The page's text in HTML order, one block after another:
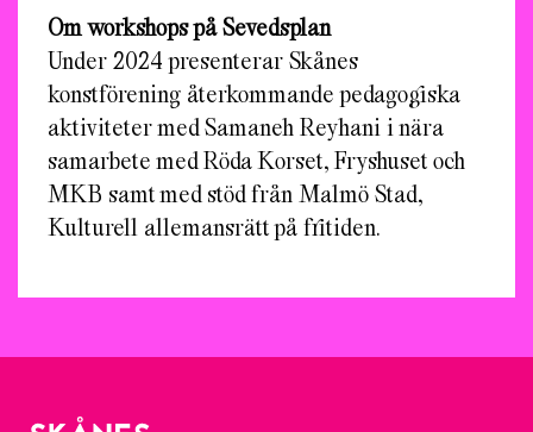
Om workshops på Sevedsplan
Under 2024 presenterar Skånes
konstförening återkommande pedagogiska
aktiviteter med Samaneh Reyhani i nära
samarbete med Röda Korset, Fryshuset och
MKB samt med stöd från Malmö Stad,
Kulturell allemansrätt på fritiden.